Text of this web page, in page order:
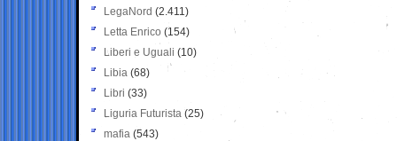
LegaNord (2.411)
Letta Enrico (154)
Liberi e Uguali (10)
Libia (68)
Libri (33)
Liguria Futurista (25)
mafia (543)